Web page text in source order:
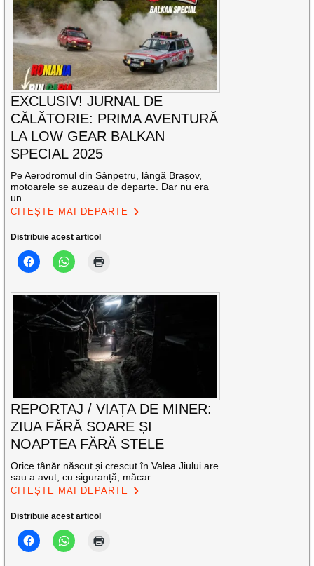
EXCLUSIV! JURNAL DE
CĂLĂTORIE: PRIMA AVENTURĂ
LA LOW GEAR BALKAN
SPECIAL 2025
Pe Aerodromul din Sânpetru, lângă Brașov,
motoarele se auzeau de departe. Dar nu era
un
CITEȘTE MAI DEPARTE
Distribuie acest articol
REPORTAJ / VIAȚA DE MINER:
ZIUA FĂRĂ SOARE ȘI
NOAPTEA FĂRĂ STELE
Orice tânăr născut și crescut în Valea Jiului are
sau a avut, cu siguranță, măcar
CITEȘTE MAI DEPARTE
Distribuie acest articol